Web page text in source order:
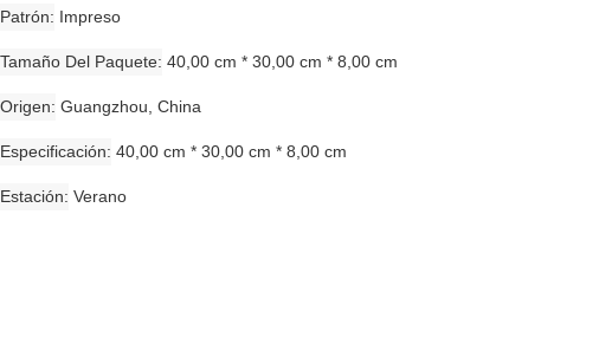
Patrón Impreso
Tamaño Del Paquete 40,00 cm * 30,00 cm * 8,00 cm
Origen Guangzhou, China
Especificación 40,00 cm * 30,00 cm * 8,00 cm
Estación Verano